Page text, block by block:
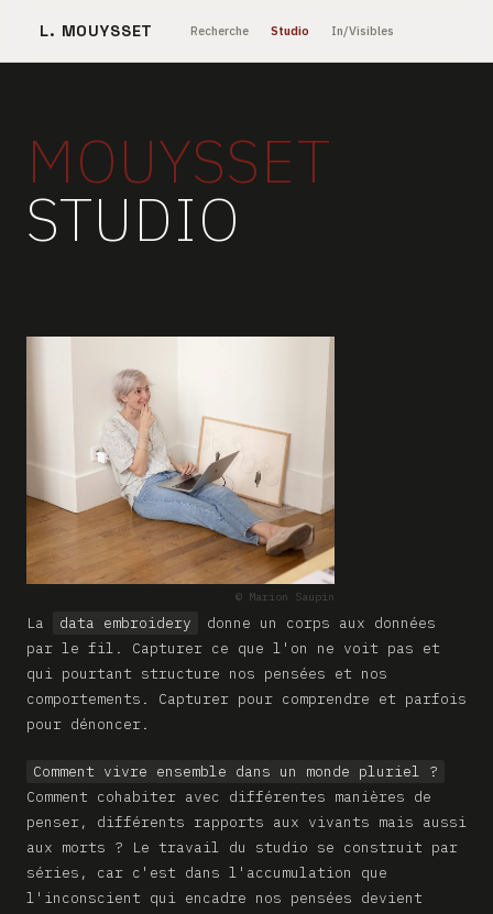
L. MOUYSSET Recherche Studio In/Visibles
MOUYSSET
STUDIO
La data embroidery
donne un corps aux données
par le fil. Capturer ce que l'on ne voit pas et
qui pourtant structure nos pensées et nos
comportements. Capturer pour comprendre et parfois
pour dénoncer.
Comment vivre ensemble dans un monde pluriel ?
Comment cohabiter avec différentes manières de
penser, différents rapports aux vivants mais aussi
aux morts ? Le travail du studio se construit par
séries, car c'est dans l'accumulation que
l'inconscient qui encadre nos pensées devient
© Marion Saupin